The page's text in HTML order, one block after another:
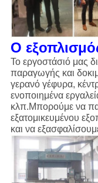
Ο
Το εργοστάσιό μας
παραγωγής και
γερανό γέφυρα,
ενοποιημένα
κλπ.Μπορούμε να
εξατομικευμένου
και να